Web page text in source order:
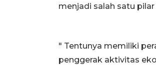
menjadi salah satu
" Tentunya memiliki
penggerak aktivitas